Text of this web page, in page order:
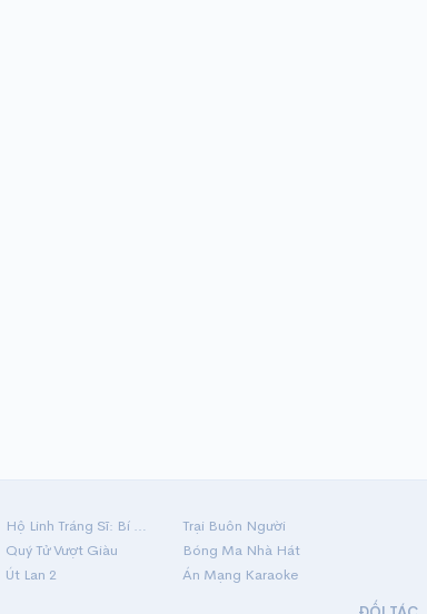
Hộ Linh Tráng Sĩ: Bí Ẩn Mộ Vua Đinh
Trại Buôn Người
Quý Tử Vượt Giàu
Bóng Ma Nhà Hát
Út Lan 2
Án Mạng Karaoke